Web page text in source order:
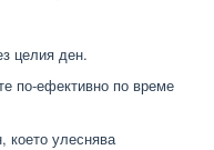
целия ден.
по-ефективно по време
което улеснява